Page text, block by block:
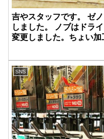
吉やスタッフです。 ゼ
しました。 ノブはドラ
変更しました。ちょい加
SNS